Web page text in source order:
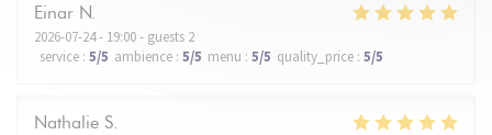
Einar N
2026-07-24- 19:00 - guests 2
service : 5/5 ambience : 5/5 menu : 5/5 quality_price : 5/5
Nathalie S